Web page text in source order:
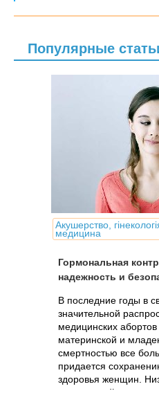
Популярные
Акушерство,
медицина
Гормональная
надежность и
В последние годы в
значительной
медицинских
материнской и
смертностью все
придается
здоровья женщин.